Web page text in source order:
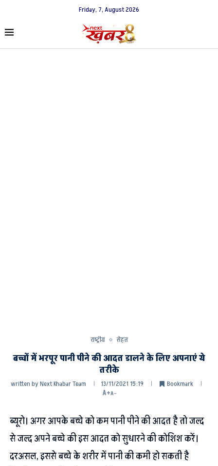
Friday, 7, August 2026
राष्ट्रीय सेहत
बच्चों में भरपूर पानी पीने की आदत डालने के लिए अपनाएं ये
तरीके
written byNext Khabar Team 13/11/2021 15:19
Bookmark
A+A-
ब्यूरो। अगर आपके बच्चे को कम पानी पीने की आदत है तो जल्द
से जल्द अपने बच्चे की इस आदत को सुधारने की कोशिश करें।
दरअसल, इससे बच्चे के शरीर में पानी की कमी हो सकती है